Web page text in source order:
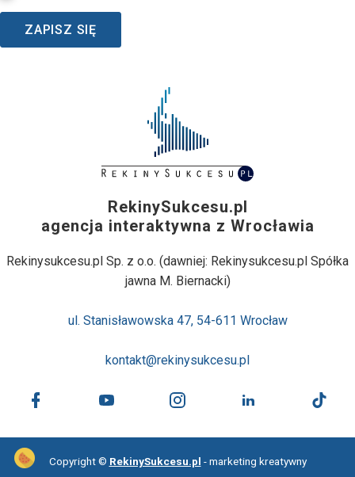
ZAPISZ SIĘ
RekinySukcesu.pl
agencja interaktywna z Wrocławia
Rekinysukcesu.pl Sp. z o.o. (dawniej: Rekinysukcesu.pl Spółka
jawna M. Biernacki)
ul. Stanisławowska 47, 54-611 Wrocław
kontakt@rekinysukcesu.pl
Copyright © RekinySukcesu.pl - marketing kreatywny